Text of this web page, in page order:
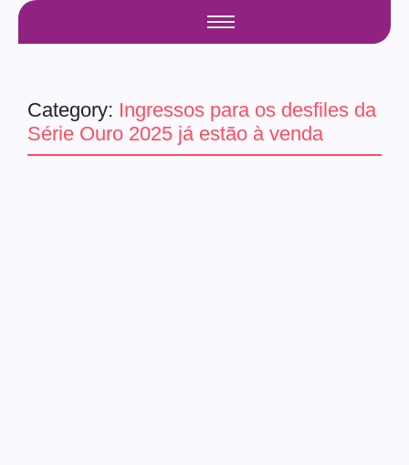
Category: Ingressos para os desfiles da
Série Ouro 2025 já estão à venda